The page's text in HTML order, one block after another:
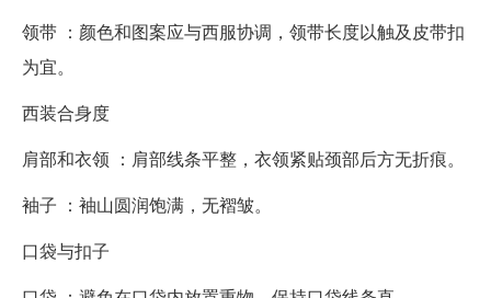
领带 ：颜色和图案应与西服协调，领带长度以触及皮带扣
为宜。
西装合身度
肩部和衣领 ：肩部线条平整，衣领紧贴颈部后方无折痕。
袖子 ：袖山圆润饱满，无褶皱。
口袋与扣子